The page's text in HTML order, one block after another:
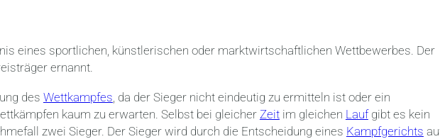
eines sportlichen, künstlerischen oder marktwirtschaftlichen Wettbewerbes. Der
ernannt.
des Wettkampfes , da der Sieger nicht eindeutig zu ermitteln ist oder ein
kaum zu erwarten. Selbst bei gleicher Zeitim gleichen Laufgibt es kein
zwei Sieger. Der Sieger wird durch die Entscheidung eines Kampfgerichts